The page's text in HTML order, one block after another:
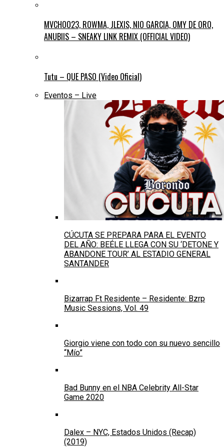
MVCHOO23, ROWMA, JLEXIS, NIO GARCIA, OMY DE ORO,
ANUBIIS – SNEAKY LINK REMIX (OFFICIAL VIDEO)
Tutu – QUE PASO (Video Oficial)
Eventos – Live
CÚCUTA SE PREPARA PARA EL EVENTO
DEL AÑO: BEÉLE LLEGA CON SU ‘DETONE Y
ABANDONE TOUR’ AL ESTADIO GENERAL
SANTANDER
Bizarrap Ft Residente – Residente: Bzrp
Music Sessions, Vol. 49
Giorgio viene con todo con su nuevo sencillo
“Mío”
Bad Bunny en el NBA Celebrity All-Star
Game 2020
Dalex – NYC, Estados Unidos (Recap)
(2019)